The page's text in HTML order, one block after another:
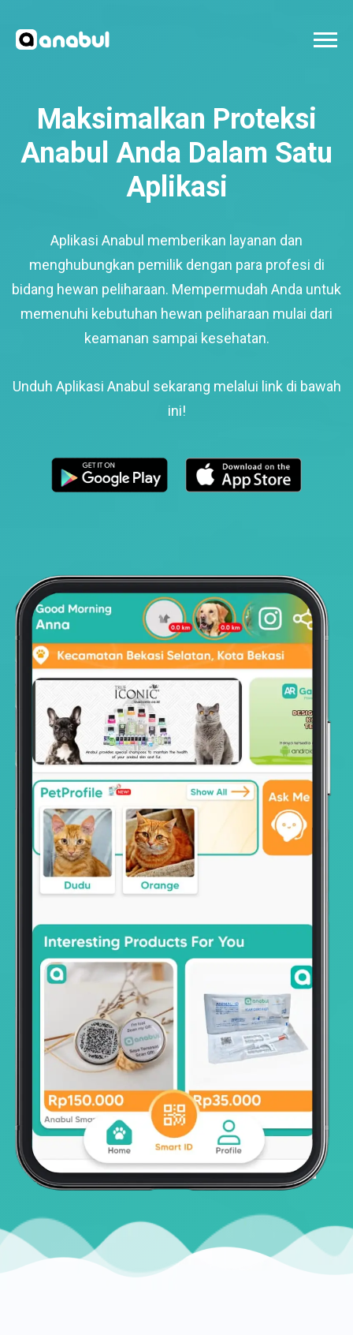
Maksimalkan Proteksi
Anabul Anda Dalam Satu
Aplikasi
Aplikasi Anabul memberikan layanan dan
menghubungkan pemilik dengan para profesi di
bidang hewan peliharaan. Mempermudah Anda untuk
memenuhi kebutuhan hewan peliharaan mulai dari
keamanan sampai kesehatan.
Unduh Aplikasi Anabul sekarang melalui link di bawah
ini!